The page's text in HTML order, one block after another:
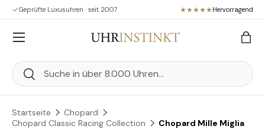
Direkt zum Inhalt
Geprüfte Luxusuhren · seit 2007 Hervorragend
Suchen
Suchen
Menü
Startseite
Chopard
Chopard Classic Racing Collection
Chopard Mille Miglia